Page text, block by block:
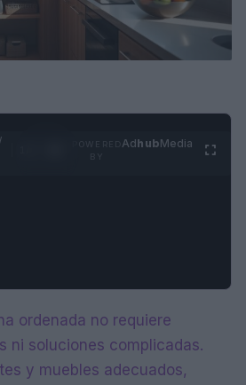
AdhubMedia
ordenada no requiere
ni soluciones complicadas.
y muebles adecuados,